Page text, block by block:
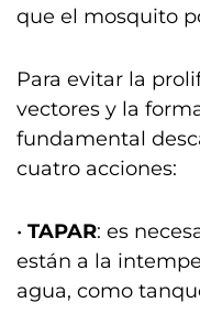
que el mosquito
Para evitar la
vectores y la
fundamental
cuatro acciones:
• TAPAR: es
están a la
agua, como